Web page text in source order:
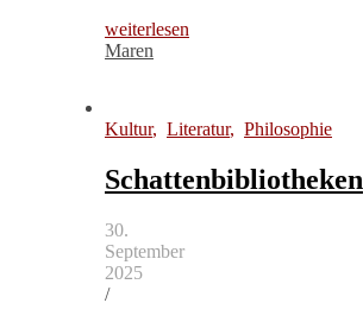
weiterlesen
Maren
Kultur, Literatur, Philosophie
Schattenbibliotheken
30.
September
2025
/